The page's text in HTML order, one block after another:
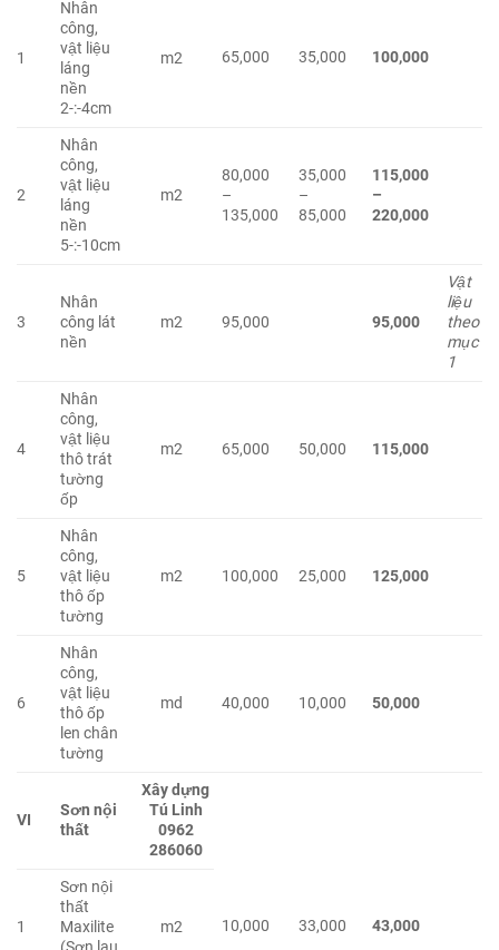
1
Nhân
công,
vật liệu
láng
nền
2-:-4cm
m2 65,000 35,000 100,000
2
Nhân
công,
vật liệu
láng
nền
5-:-10cm
m2
80,000
–
135,000
35,000
–
85,000
115,000
–
220,000
3
Nhân
công lát
nền
m2 95,000 95,000
Vật
liệu
theo
mục
1
4
Nhân
công,
vật liệu
thô trát
tường
ốp
m2 65,000 50,000 115,000
5
Nhân
công,
vật liệu
thô ốp
tường
m2 100,000 25,000 125,000
6
Nhân
công,
vật liệu
thô ốp
len chân
tường
md 40,000 10,000 50,000
VI
Sơn nội
thất
Xây dựng
Tú Linh
0962
286060
1
Sơn nội
thất
Maxilite
m2 10,000 33,000 43,000